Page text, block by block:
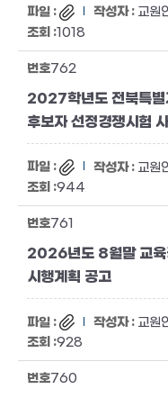
교원
1018
762
2027학년도 전북특별
후보자 선정경쟁시험
교원
944
761
2026년도 8월말 교육
시행계획 공고
교원
928
760